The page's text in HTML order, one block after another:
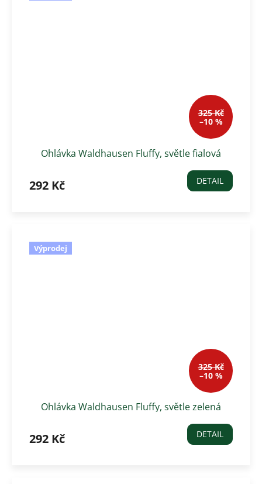
325 Kč
–10 %
Ohlávka Waldhausen Fluffy, světle fialová
292 Kč DETAIL
Výprodej
325 Kč
–10 %
Ohlávka Waldhausen Fluffy, světle zelená
292 Kč DETAIL